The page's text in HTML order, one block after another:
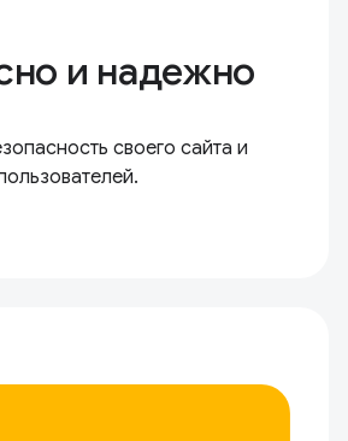
и надежно
своего сайта и